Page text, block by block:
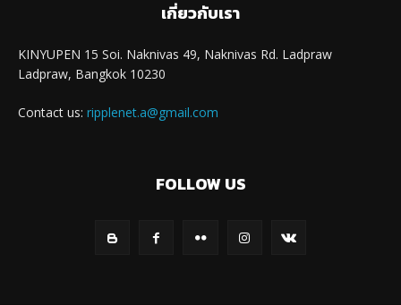
เกี่ยวกับเรา
KINYUPEN 15 Soi. Naknivas 49, Naknivas Rd. Ladpraw
Ladpraw, Bangkok 10230
Contact us: ripplenet.a@gmail.com
FOLLOW US